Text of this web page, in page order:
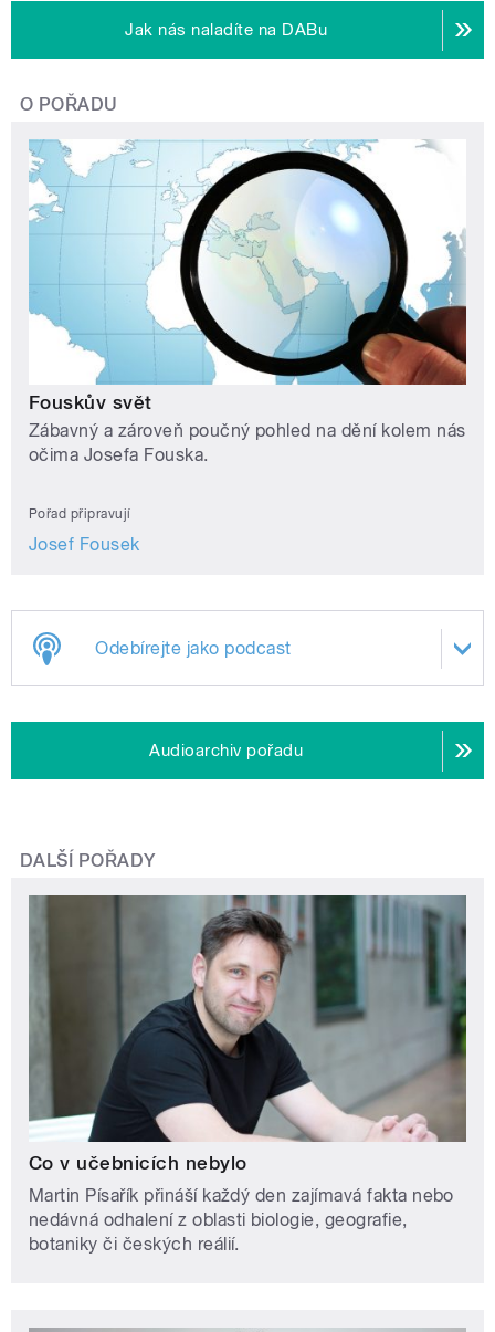
Jak nás naladíte na DABu
O POŘADU
Fouskův svět
Zábavný a zároveň poučný pohled na dění kolem nás
očima Josefa Fouska.
Pořad připravují
Josef Fousek
Odebírejte jako podcast
Audioarchiv pořadu
DALŠÍ POŘADY
Co v učebnicích nebylo
Martin Písařík přináší každý den zajímavá fakta nebo
nedávná odhalení z oblasti biologie, geografie,
botaniky či českých reálií.